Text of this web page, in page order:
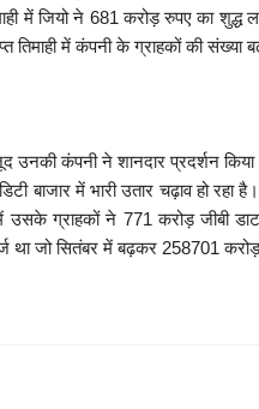
में जियो ने 681 करोड़ रुपए का शुद्ध
तिमाही में कंपनी के ग्राहकों की
उनकी कंपनी ने शानदार प्रदर्शन
बाजार में भारी उतार चढ़ाव हो
ग्राहकों ने 771 करोड़ जीबी
जो सितंबर में बढ़कर 258701